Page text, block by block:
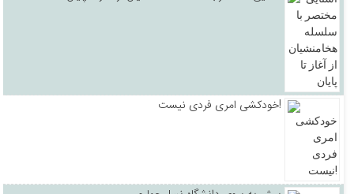
خودکشی امری فردی نیست!